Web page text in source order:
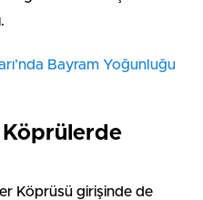
Bayram Yoğunluğu
Köprülerde
Köprüsü girişinde de